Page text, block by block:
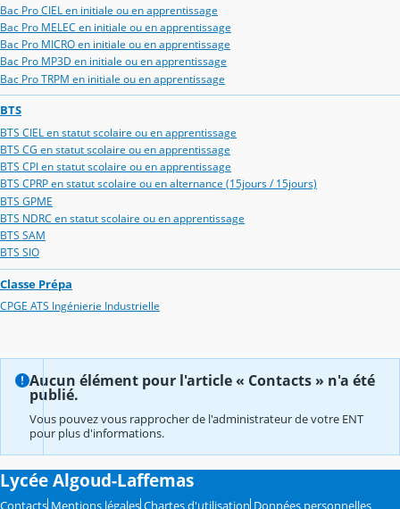
Bac Pro CIEL en initiale ou en apprentissage
Bac Pro MELEC en initiale ou en apprentissage
Bac Pro MICRO en initiale ou en apprentissage
Bac Pro MP3D en initiale ou en apprentissage
Bac Pro TRPM en initiale ou en apprentissage
BTS
BTS CIEL en statut scolaire ou en apprentissage
BTS CG en statut scolaire ou en apprentissage
BTS CPI en statut scolaire ou en apprentissage
BTS CPRP en statut scolaire ou en alternance (15jours / 15jours)
BTS GPME
BTS NDRC en statut scolaire ou en apprentissage
BTS SAM
BTS SIO
Classe Prépa
CPGE ATS Ingénierie Industrielle
Aucun élément pour l'article « Contacts » n'a été
publié.
Vous pouvez vous rapprocher de l'administrateur de votre ENT
pour plus d'informations.
Lycée Algoud-Laffemas
Contacts Mentions légales Chartes d'utilisation Données personnelles